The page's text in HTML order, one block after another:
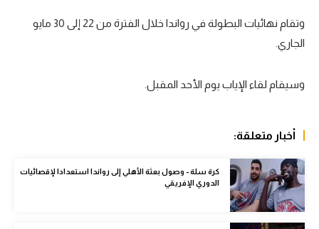
سعودي في الجول
الدوري الإنجليزي
الدوري الإسباني
القسم الثاني
رياضات أخرى
أمم إفريقيا
كرة السلة الأمريكية
وتقام نهائيات البطولة في رواندا خلال الفترة من 22 إلى 30 مايو
الجاري.
وسيقام لقاء الإياب يوم الأحد المقبل.
أخبار متعلقة:
كرة سلة - وصول بعثة الأهلي إلى رواندا استعدادا لإقصائيات
الدوري الإفريقي